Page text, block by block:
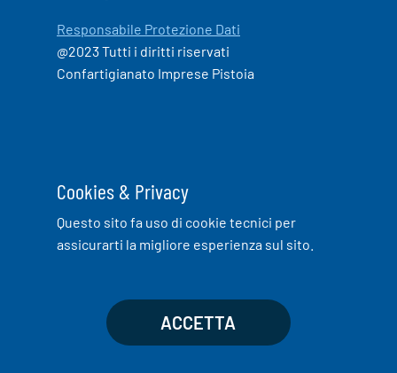
Responsabile Protezione Dati
@2023 Tutti i diritti riservati
Confartigianato Imprese Pistoia
Cookies & Privacy
Questo sito fa uso di cookie tecnici per
assicurarti la migliore esperienza sul sito.
ACCETTA